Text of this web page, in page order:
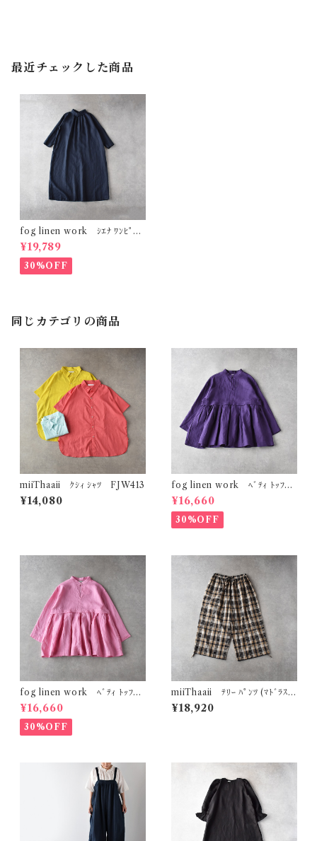
最近チェックした商品
fog linen work ｼｴﾅ ﾜﾝﾋﾟｰｽ
(ｱﾙﾄﾞｱｰｽﾞ(ﾈｲﾋﾞｰ系)) LWA8
25
¥19,789
30%OFF
同じカテゴリの商品
miiThaaii ｸｼｨ ｼｬﾂ FJW413
¥14,080
fog linen work ﾍﾞﾃｨ ﾄｯﾌﾟ
(ﾐｭｰﾙ (ﾊﾟｰﾌﾟﾙ系)) LWC017
¥16,660
30%OFF
fog linen work ﾍﾞﾃｨ ﾄｯﾌﾟ
(ｼﾞｬｻﾝﾄ (ﾋﾟﾝｸ系)) LWC017
¥16,660
30%OFF
miiThaaii ﾃﾘｰ ﾊﾟﾝﾂ (ﾏﾄﾞﾗｽ
ﾌﾞﾗｳﾝ) FJW429
¥18,920